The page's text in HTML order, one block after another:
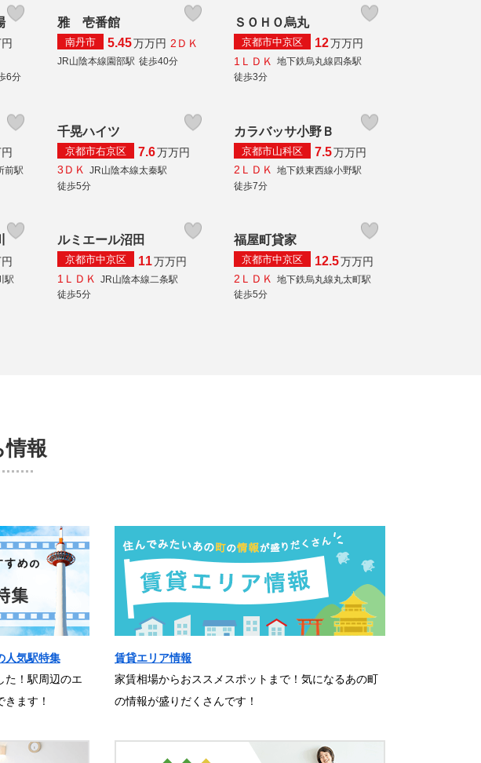
6分
雅 壱番館
南丹市 5.45万万円 2ＤＫ
JR山陰本線園部駅 徒歩40分
ＳＯＨＯ烏丸
京都市中京区 12万万円
1ＬＤＫ
地下鉄烏丸線四条駅
徒歩3分
前駅
千晃ハイツ
京都市右京区 7.6万万円
3ＤＫ JR山陰本線太秦駅
徒歩5分
カラバッサ小野Ｂ
京都市山科区 7.5万万円
2ＬＤＫ 地下鉄東西線小野駅
徒歩7分
駅
ルミエール沼田
京都市中京区 11万万円
1ＬＤＫ
JR山陰本線二条駅
徒歩5分
福屋町貸家
京都市中京区 12.5万万円
2ＬＤＫ
地下鉄烏丸線丸太町駅
徒歩5分
情報
人気駅特集
た！駅周辺のエ
ます！
賃貸エリア情報
家賃相場からおススメスポットまで！気になるあの町
の情報が盛りだくさんです！